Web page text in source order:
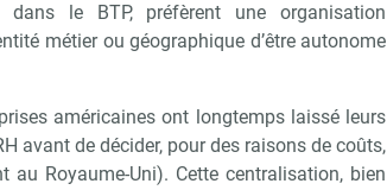
le BTP, préfèrent une organisation
métier ou géographique d’être autonome
américaines ont longtemps laissé leurs
avant de décider, pour des raisons de coûts,
au Royaume-Uni). Cette centralisation, bien